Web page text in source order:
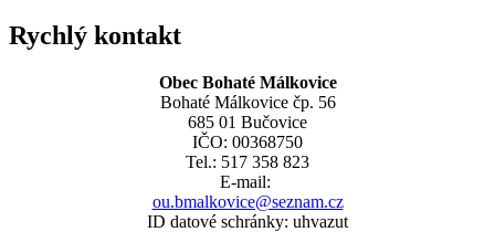
Rychlý kontakt
Obec Bohaté Málkovice
Bohaté Málkovice čp. 56
685 01 Bučovice
IČO: 00368750
Tel.: 517 358 823
E-mail:
ou.bmalkovice@seznam.cz
ID datové schránky: uhvazut